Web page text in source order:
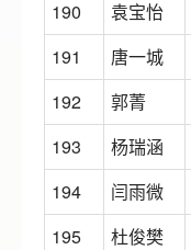
190
袁宝怡
191
唐一城
192
郭菁
193
杨瑞涵
194
闫雨微
195
杜俊樊